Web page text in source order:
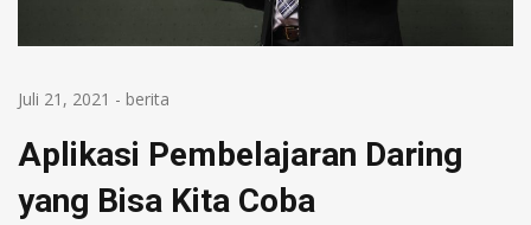
Juli 21, 2021 - berita
Aplikasi Pembelajaran Daring
yang Bisa Kita Coba